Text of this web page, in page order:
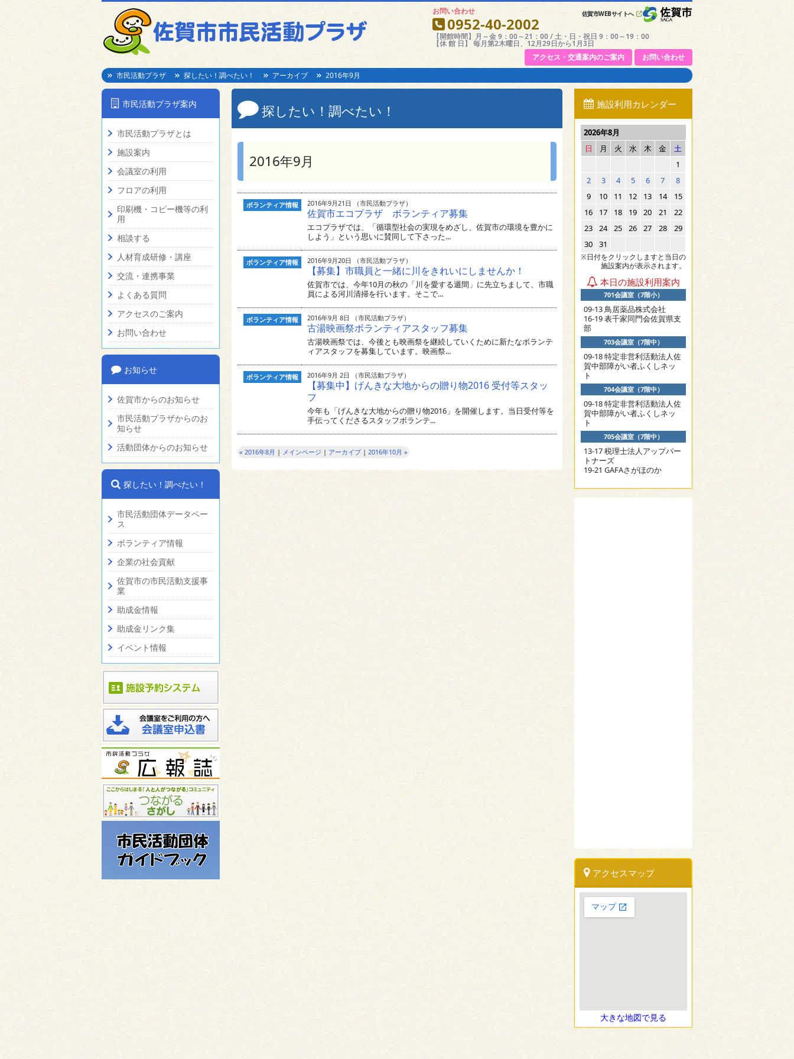
お問い合わせ
0952-40-2002
【開館時間】月～金 9：00～21：00 / 土・日・祝日 9：00～19：00
【休 館 日】 毎月第2木曜日、12月29日から1月3日
佐賀市WEBサイトへ
アクセス・交通案内のご案内
お問い合わせ
市民活動プラザ
探したい！調べたい！ アーカイブ 2016年9月
市民活動プラザ案内
市民活動プラザとは
施設案内
会議室の利用
フロアの利用
印刷機・コピー機等の利
用
相談する
人材育成研修・講座
交流・連携事業
よくある質問
アクセスのご案内
お問い合わせ
お知らせ
佐賀市からのお知らせ
市民活動プラザからのお
知らせ
活動団体からのお知らせ
探したい！調べたい！
市民活動団体データベー
ス
ボランティア情報
企業の社会貢献
佐賀市の市民活動支援事
業
助成金情報
助成金リンク集
イベント情報
探したい！調べたい！
2016年9月
ボランティア情報 2016年9月21日 （市民活動プラザ）
佐賀市エコプラザ ボランティア募集
エコプラザでは、「循環型社会の実現をめざし、佐賀市の環境を豊かに
しよう」という思いに賛同して下さった...
ボランティア情報 2016年9月20日 （市民活動プラザ）
【募集】市職員と一緒に川をきれいにしませんか！
佐賀市では、今年10月の秋の「川を愛する週間」に先立ちまして、市職
員による河川清掃を行います。そこで...
ボランティア情報 2016年9月 8日 （市民活動プラザ）
古湯映画祭ボランティアスタッフ募集
古湯映画祭では、今後とも映画祭を継続していくために新たなボランテ
ィアスタッフを募集しています。映画祭...
ボランティア情報 2016年9月 2日 （市民活動プラザ）
【募集中】げんきな大地からの贈り物2016 受付等スタッ
フ
今年も「げんきな大地からの贈り物2016」を開催します。当日受付等を
手伝ってくださるスタッフボランテ...
« 2016年8月 | メインページ | アーカイブ | 2016年10月 »
施設利用カレンダー
2026年8月
日
月 火 水 木 金
土
1
2
3 4 5 6 7
8
9
10 11 12 13 14
15
16
17 18 19 20 21
22
23
24 25 26 27 28
29
30
31
※日付をクリックしますと当日の
施設案内が表示されます。
本日の施設利用案内
701会議室（7階小）
09-13 鳥居薬品株式会社
16-19 表千家同門会佐賀県支
部
703会議室（7階中）
09-18 特定非営利活動法人佐
賀中部障がい者ふくしネッ
ト
704会議室（7階中）
09-18 特定非営利活動法人佐
賀中部障がい者ふくしネッ
ト
705会議室（7階中）
13-17 税理士法人アップパー
トナーズ
19-21 GAFAさがほのか
アクセスマップ
大きな地図で見る